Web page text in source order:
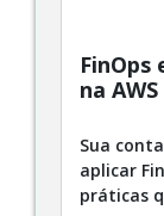
FinOps
na AWS
Sua
aplicar
práticas